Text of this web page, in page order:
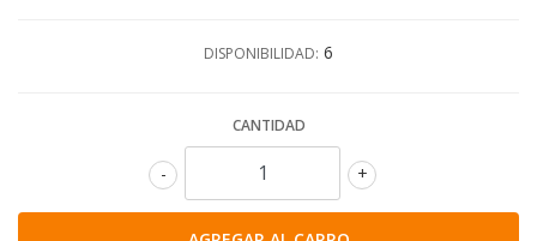
DISPONIBILIDAD: 6
CANTIDAD
+
-